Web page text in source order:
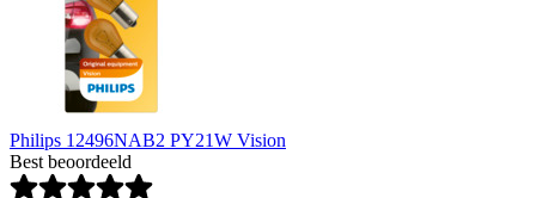
Philips 12496NAB2 PY21W Vision
Best beoordeeld